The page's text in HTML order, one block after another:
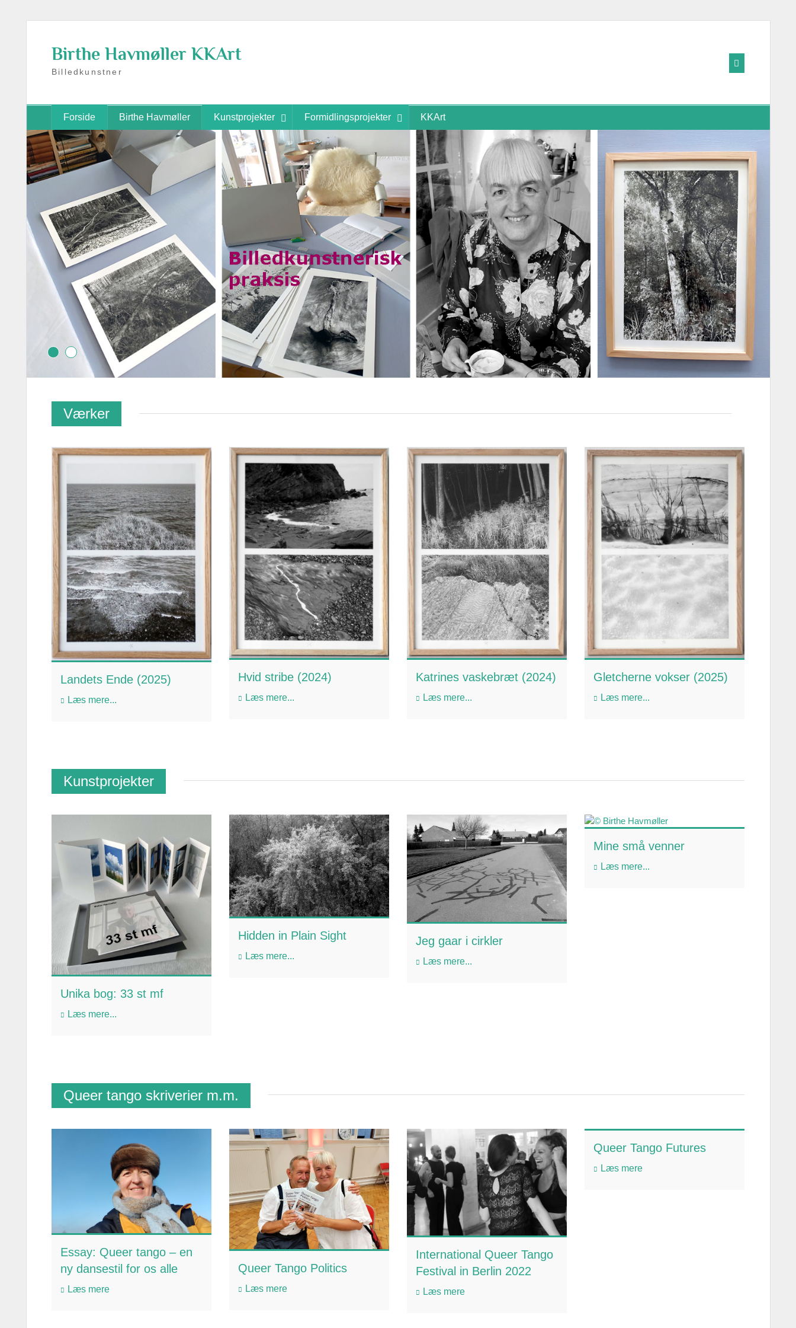
contentBirthe Havmøller KKArt
Billedkunstner
Forside Birthe Havmøller Kunstprojekter Formidlingsprojekter KKArt
Værker
Landets Ende (2025)
Læs mere...
Hvid stribe (2024)
Læs mere...
Katrines vaskebræt (2024)
Læs mere...
Gletcherne vokser (2025)
Læs mere...
Kunstprojekter
Unika bog: 33 st mf
Læs mere...
Hidden in Plain Sight
Læs mere...
Jeg gaar i cirkler
Læs mere...
Mine små venner
Læs mere...
Queer tango skriverier m.m.
Essay: Queer tango – en
ny dansestil for os alle
Læs mere
Queer Tango Politics
Læs mere
International Queer Tango
Festival in Berlin 2022
Læs mere
Queer Tango Futures
Læs mere